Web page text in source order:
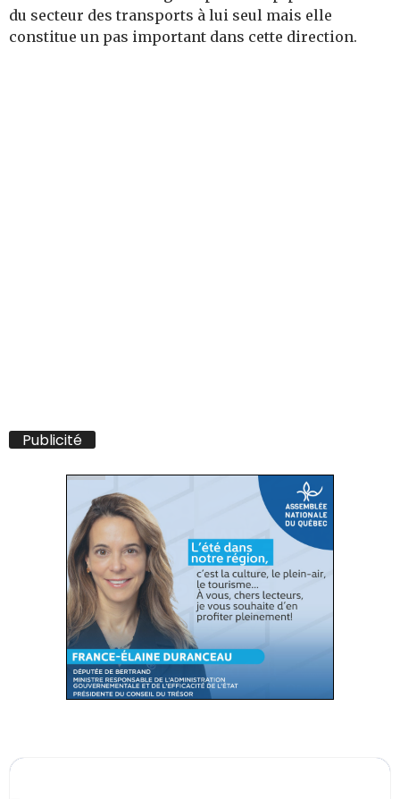
du secteur des transports à lui seul mais elle
constitue un pas important dans cette direction.
Publicité